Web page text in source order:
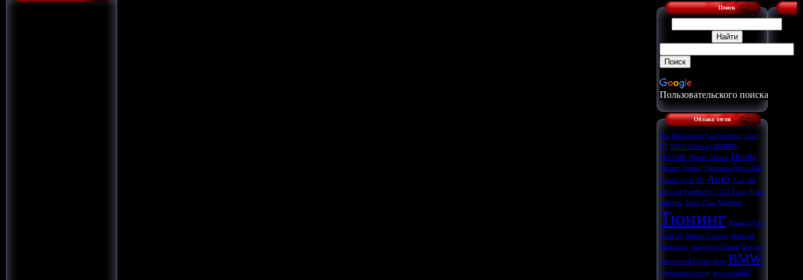
Поиск
Пользовательского поиска
Облако тегов
Kia Murcielago Lamborghini Audi
Q5 BMW Concept HONDA
LEGEND Nissan Qazana Honda
Citroen Subaru Mercedes-Benz GLK
Honda Civic 4D Audi Audi A4
bmw z4 Porshe 911 GT3 Lada Драг-
рейсинг Lotus Elise Roadster
Тюнинг Nissan GT-R
Audi A8 Infiniti Essence Maserati
ford focus краш-тест Ferrari Bentley
Continental Flying Spur BMW
турбокомпрессор агрессивный